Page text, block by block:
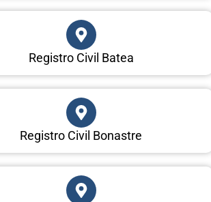
Registro Civil Batea
Registro Civil Bonastre